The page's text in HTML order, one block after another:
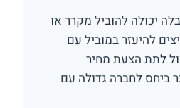
יכולה להוביל מקרר או
להיעזר במוביל עם
לתת הצעת מחיר
ביחס לחברה גדולה עם